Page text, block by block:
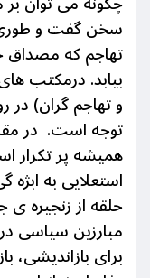
سخن گفت و
تهاجم که
بیابد. درمکتب
و تهاجم گران) در
توجه است. در
همیشه پر تکرار
استعلایی به
حلقه از زنجیره
مبارزین سیاسی
برای بازاندیشی،